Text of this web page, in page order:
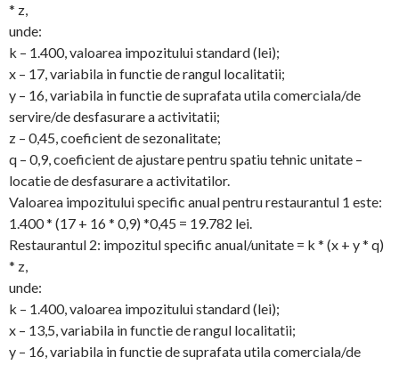
* z,
unde:
k – 1.400, valoarea impozitului standard (lei);
x – 17, variabila in functie de rangul localitatii;
y – 16, variabila in functie de suprafata utila comerciala/de
servire/de desfasurare a activitatii;
z – 0,45, coeficient de sezonalitate;
q – 0,9, coeficient de ajustare pentru spatiu tehnic unitate –
locatie de desfasurare a activitatilor.
Valoarea impozitului specific anual pentru restaurantul 1 este:
1.400 * (17 + 16 * 0,9) *0,45 = 19.782 lei.
Restaurantul 2: impozitul specific anual/unitate = k * (x + y * q)
* z,
unde:
k – 1.400, valoarea impozitului standard (lei);
x – 13,5, variabila in functie de rangul localitatii;
y – 16, variabila in functie de suprafata utila comerciala/de